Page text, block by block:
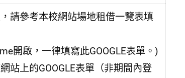
請參考本校網站場地租借一覽表填
開啟，一律填寫此GOOGLE表單。)
上的GOOGLE表單（非期間內登